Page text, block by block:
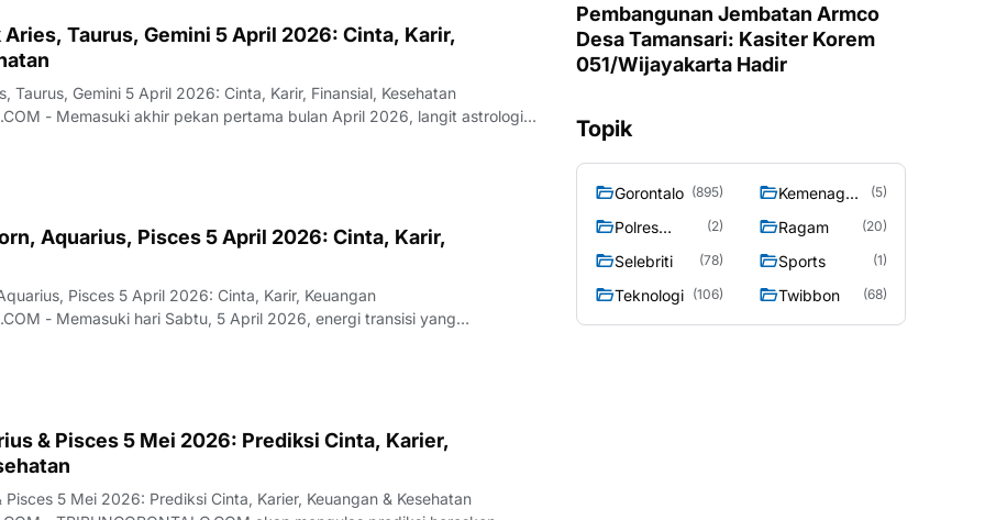
Aries, Taurus, Gemini 5 April 2026: Cinta, Karir,
Taurus, Gemini 5 April 2026: Cinta, Karir, Finansial, Kesehatan
langit astrologi
Aquarius, Pisces 5 April 2026: Cinta, Karir,
Pisces 5 April 2026: Cinta, Karir, Keuangan
transisi yang
p…
& Pisces 5 Mei 2026: Prediksi Cinta, Karier,
5 Mei 2026: Prediksi Cinta, Karier, Keuangan & Kesehatan
Pembangunan Jembatan Armco
Desa Tamansari: Kasiter Korem
051/Wijayakarta Hadir
Topik
Gorontalo (895)
Kemenag
(5)
Polres
(2) Ragam (20)
Selebriti (78) Sports (1)
Teknologi (106) Twibbon (68)